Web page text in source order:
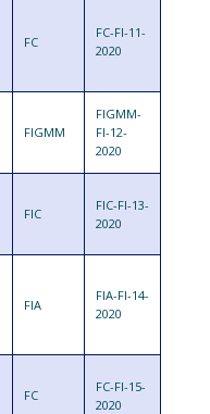
FC
FC-FI-11-
2020
FIGMM
FIGMM-
FI-12-
2020
FIC
FIC-FI-13-
2020
FIA
FIA-FI-14-
2020
FC
FC-FI-15-
2020